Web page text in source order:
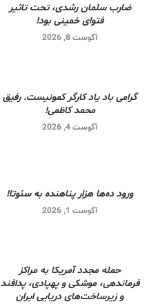
ضارب سلمان رشدی، تحت تاثیر
فتوای خمینی بود!
آگوست 8, 2026
گرامی باد یاد کارگر کمونیست. رفیق
محمد کاظمی!
آگوست 4, 2026
ورود ده‌ها هزار پناهنده به سئوتا!
آگوست 1, 2026
حمله مجدد آمریکا به مراکز
فرماندهی، موشکی و پهپادی، پدافند
و زیرساخت‌های دریایی ایران